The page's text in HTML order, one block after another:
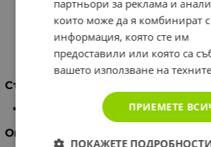
листа на зелен чай,
аморофалус
гликол, Лаурет-7,
Етилхексилглицерин,
ионон.
Съхранение
Съхранявайте на тъмно място при
Опаковка
партньори за реклама и
които може да я комбинират с
информация, която сте им
предоставили или която са
вашето използване на
ПРИЕМЕТЕ
ПОКАЖЕТЕ